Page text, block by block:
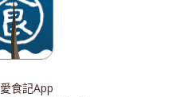
愛食記App